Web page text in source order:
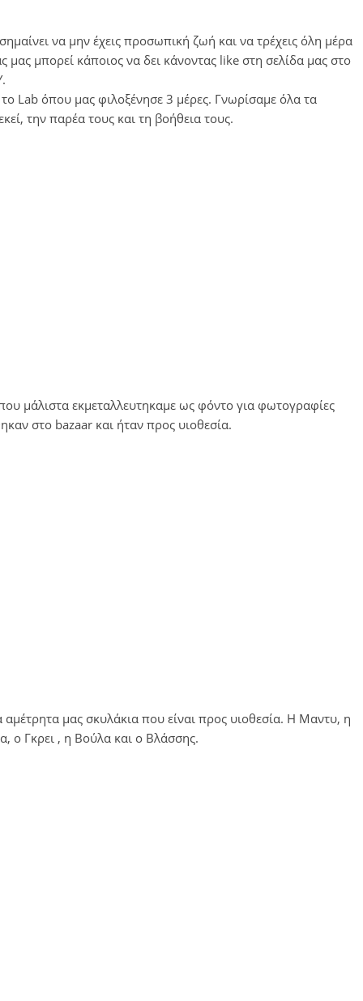
να μην έχεις προσωπική ζωή και να τρέχεις όλη μέρα
μπορεί κάποιος να δει κάνοντας like στη σελίδα μας στο
Lab όπου μας φιλοξένησε 3 μέρες. Γνωρίσαμε όλα τα
την παρέα τους και τη βοήθεια τους.
μάλιστα εκμεταλλευτηκαμε ως φόντο για φωτογραφίες
στο bazaar και ήταν προς υιοθεσία.
μας σκυλάκια που είναι προς υιοθεσία. Η Μαντυ, η
ο Γκρει , η Βούλα και ο Βλάσσης.